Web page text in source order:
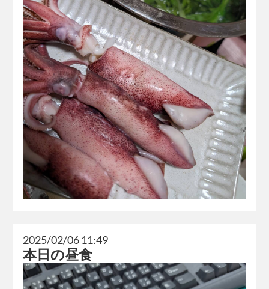
2025/02/06 11:49
本日の昼食